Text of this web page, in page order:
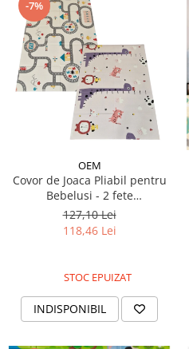
-7%
OEM
Covor de Joaca Pliabil pentru
Bebelusi - 2 fete
dinozauri/trafic, 150/200/1cm
127,10 Lei
118,46 Lei
STOC EPUIZAT
INDISPONIBIL